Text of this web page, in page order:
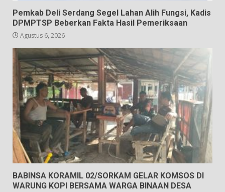
Pemkab Deli Serdang Segel Lahan Alih Fungsi, Kadis
DPMPTSP Beberkan Fakta Hasil Pemeriksaan
Agustus 6, 2026
BABINSA KORAMIL 02/SORKAM GELAR KOMSOS DI
WARUNG KOPI BERSAMA WARGA BINAAN DESA